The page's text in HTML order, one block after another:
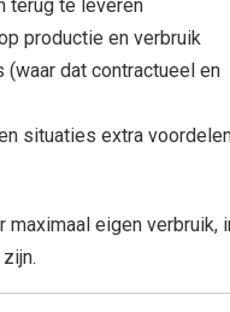
terug te leveren
productie en verbruik
dat contractueel en
situaties extra
eigen verbruik,